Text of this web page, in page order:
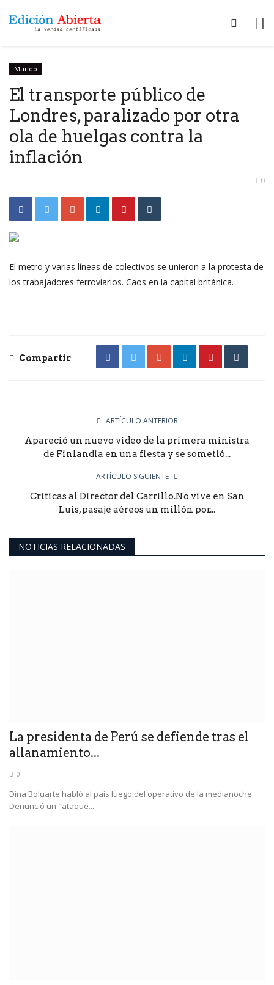
Mundo
El transporte público de
Londres, paralizado por otra
ola de huelgas contra la
inflación
0
El metro y varias líneas de colectivos se unieron a la protesta de
los trabajadores ferroviarios. Caos en la capital británica.
Compartir
ARTÍCULO ANTERIOR
Apareció un nuevo video de la primera ministra
de Finlandia en una fiesta y se sometió...
ARTÍCULO SIGUIENTE
Críticas al Director del Carrillo.No vive en San
Luis, pasaje aéreos un millón por...
NOTICIAS RELACIONADAS
La presidenta de Perú se defiende tras el
allanamiento...
0
Dina Boluarte habló al país luego del operativo de la medianoche.
Denunció un "ataque...